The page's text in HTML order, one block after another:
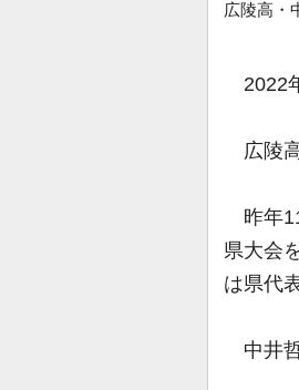
広陵高・
2022
広陵
昨年
県大会
は県代
中井哲